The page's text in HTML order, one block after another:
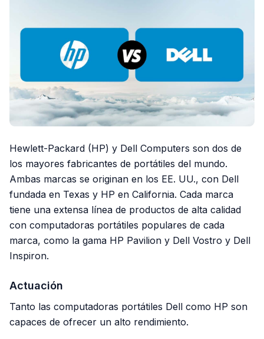
Hewlett-Packard (HP) y Dell Computers son dos de
los mayores fabricantes de portátiles del mundo.
Ambas marcas se originan en los EE. UU., con Dell
fundada en Texas y HP en California. Cada marca
tiene una extensa línea de productos de alta calidad
con computadoras portátiles populares de cada
marca, como la gama HP Pavilion y Dell Vostro y Dell
Inspiron.
Actuación
Tanto las computadoras portátiles Dell como HP son
capaces de ofrecer un alto rendimiento.